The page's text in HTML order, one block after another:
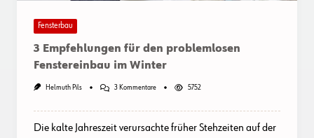
Fensterbau
3 Empfehlungen für den problemlosen
Fenstereinbau im Winter
Helmuth Pils 3 KommentareZu
Den
5752
Die kalte Jahreszeit verursachte früher Stehzeiten auf der